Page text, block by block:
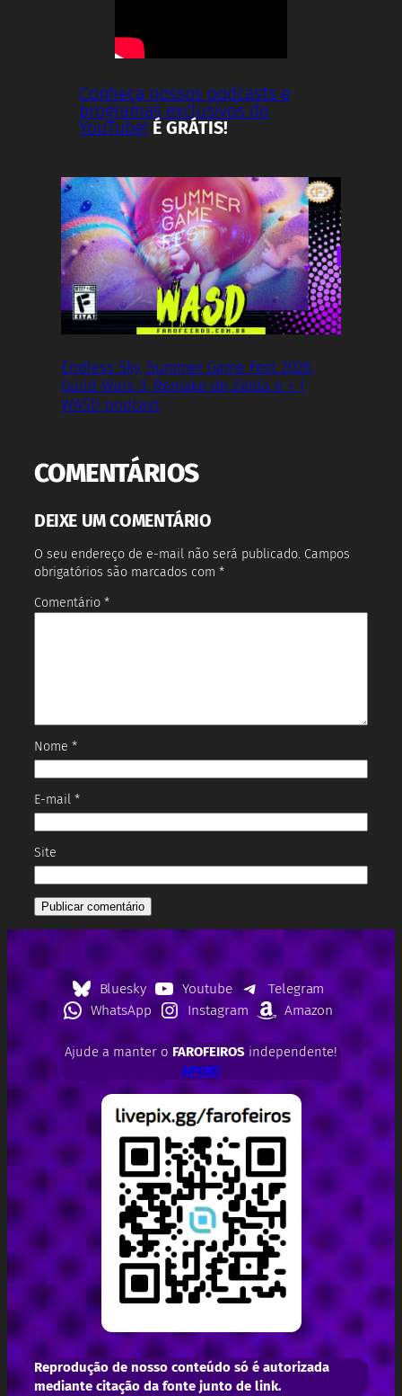
Conheça nossos podcasts e
programas exclusivos do
YouTube! É GRÁTIS!
Endless Sky, Summer Game Fest 2026,
Guild Wars 3, Remake de Zelda e + |
WASD podcast
COMENTÁRIOS
DEIXE UM COMENTÁRIO
O seu endereço de e-mail não será publicado. Campos
obrigatórios são marcados com *
Comentário *
Nome *
E-mail *
Site
Bluesky Youtube
Telegram
WhatsApp
Instagram Amazon
Ajude a manter o FAROFEIROSindependente!
APOIE!
Reprodução de nosso conteúdo só é autorizada
mediante citação da fonte junto de link.